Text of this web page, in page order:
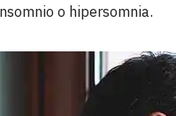
o hipersomnia.